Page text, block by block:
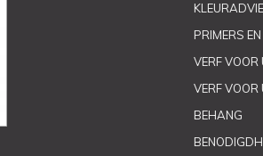
PRIMERS
VERF VOOR
VERF VOOR
BEHANG